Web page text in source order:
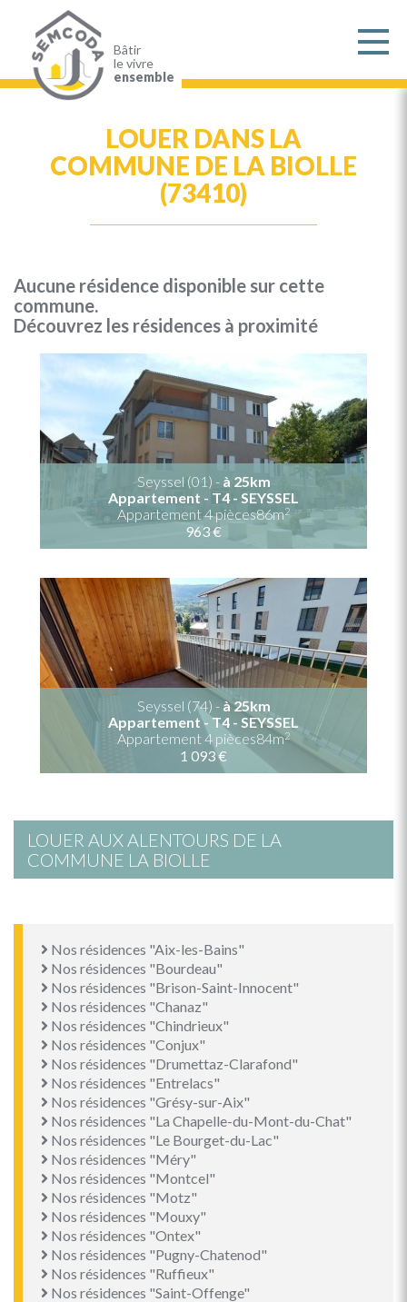
contenu
principal
Bâtir
le vivre
ensemble
LOUER DANS LA
COMMUNE DE LA BIOLLE
(73410)
Aucune résidence disponible sur cette
commune.
Découvrez les résidences à proximité
Seyssel (01) - à 25km
Appartement - T4 - SEYSSEL
Appartement 4 pièces86m2
963 €
Seyssel (74) - à 25km
Appartement - T4 - SEYSSEL
Appartement 4 pièces84m2
1 093 €
LOUER AUX ALENTOURS DE LA
COMMUNE LA BIOLLE
Nos résidences "Aix-les-Bains"
Nos résidences "Bourdeau"
Nos résidences "Brison-Saint-Innocent"
Nos résidences "Chanaz"
Nos résidences "Chindrieux"
Nos résidences "Conjux"
Nos résidences "Drumettaz-Clarafond"
Nos résidences "Entrelacs"
Nos résidences "Grésy-sur-Aix"
Nos résidences "La Chapelle-du-Mont-du-Chat"
Nos résidences "Le Bourget-du-Lac"
Nos résidences "Méry"
Nos résidences "Montcel"
Nos résidences "Motz"
Nos résidences "Mouxy"
Nos résidences "Ontex"
Nos résidences "Pugny-Chatenod"
Nos résidences "Ruffieux"
Nos résidences "Saint-Offenge"